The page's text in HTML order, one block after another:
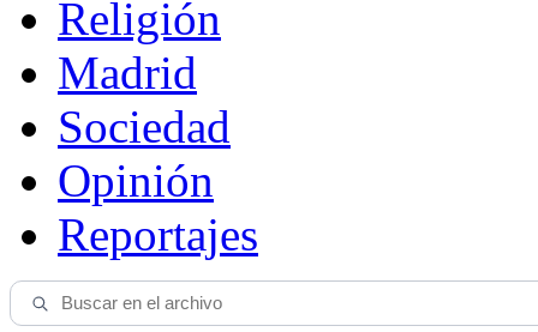
Religión
Madrid
Sociedad
Opinión
Reportajes